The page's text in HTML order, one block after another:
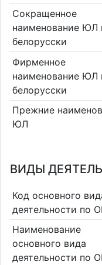
Сокращенное
наименование ЮЛ
белорусски
Фирменное
наименование ЮЛ
белорусски
Прежние
ЮЛ
ВИДЫ
Код основного
деятельности по
Наименование
основного вида
деятельности по